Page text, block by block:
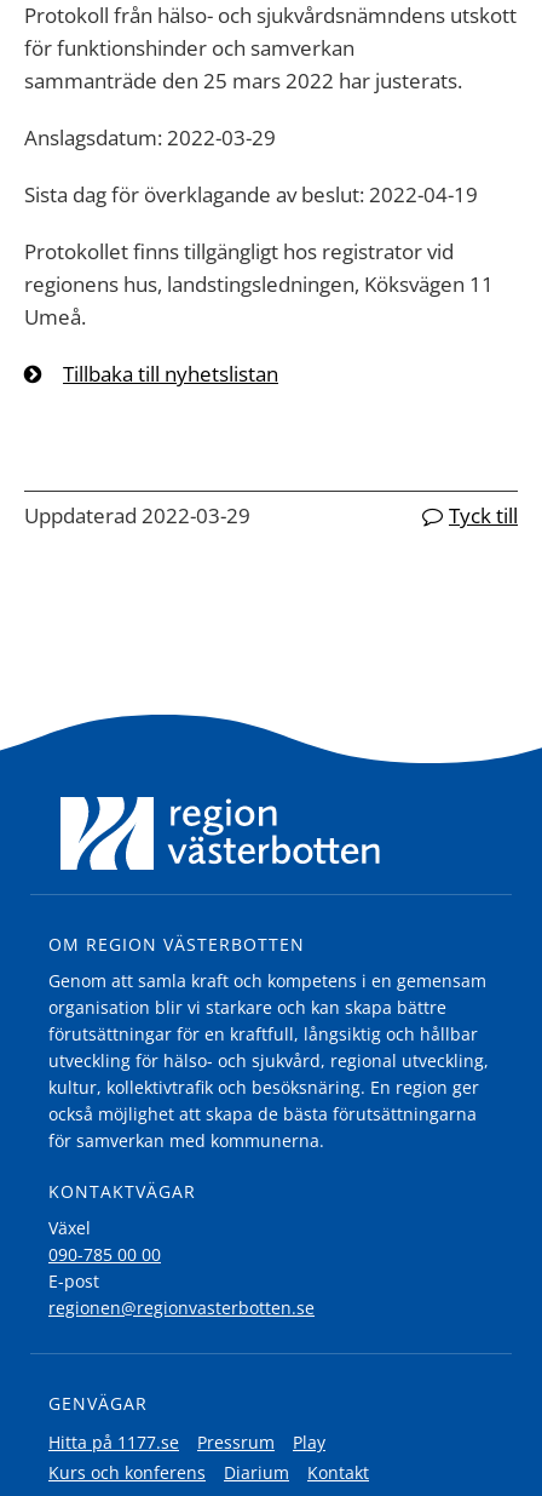
Protokoll från hälso- och sjukvårdsnämndens utskott
för funktionshinder och samverkan
sammanträde den 25 mars 2022 har justerats.
Anslagsdatum: 2022-03-29
Sista dag för överklagande av beslut: 2022-04-19
Protokollet finns tillgängligt hos registrator vid
regionens hus, landstingsledningen, Köksvägen 11
Umeå.
Tillbaka till nyhetslistan
Uppdaterad 2022-03-29 Tyck till
OM REGION VÄSTERBOTTEN
Genom att samla kraft och kompetens i en gemensam
organisation blir vi starkare och kan skapa bättre
förutsättningar för en kraftfull, långsiktig och hållbar
utveckling för hälso- och sjukvård, regional utveckling,
kultur, kollektivtrafik och besöksnäring. En region ger
också möjlighet att skapa de bästa förutsättningarna
för samverkan med kommunerna.
KONTAKTVÄGAR
Växel
090-785 00 00
E-post
regionen@regionvasterbotten.se
GENVÄGAR
Hitta på 1177.se
Pressrum
Play
Kurs och konferens
Diarium
Kontakt